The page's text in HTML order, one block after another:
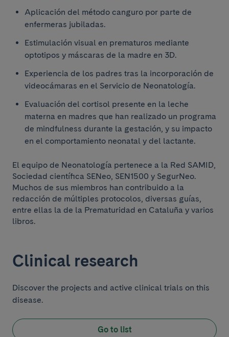
Aplicación del método canguro por parte de
enfermeras jubiladas.
Estimulación visual en prematuros mediante
optotipos y máscaras de la madre en 3D.
Experiencia de los padres tras la incorporación de
videocámaras en el Servicio de Neonatología.
Evaluación del cortisol presente en la leche
materna en madres que han realizado un programa
de mindfulness durante la gestación, y su impacto
en el comportamiento neonatal y del lactante.
El equipo de Neonatología pertenece a la Red SAMID,
Sociedad científica SENeo, SEN1500 y SegurNeo.
Muchos de sus miembros han contribuido a la
redacción de múltiples protocolos, diversas guías,
entre ellas la de la Prematuridad en Cataluña y varios
libros.
Clinical research
Discover the projects and active clinical trials on this
disease.
Go to list